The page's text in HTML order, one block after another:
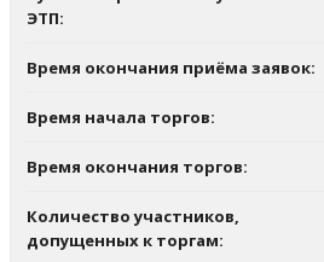
ЭТП:
Время окончания приёма заявок:
Время начала торгов:
Время окончания торгов:
Количество участников,
допущенных к торгам: